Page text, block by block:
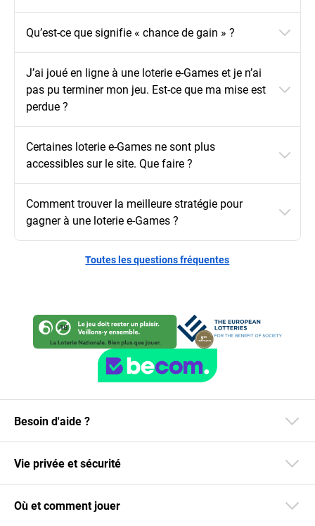
Qu’est-ce que signifie « chance de gain » ?
J’ai joué en ligne à une loterie e-Games et je n’ai
pas pu terminer mon jeu. Est-ce que ma mise est
perdue ?
Certaines loterie e-Games ne sont plus
accessibles sur le site. Que faire ?
Comment trouver la meilleure stratégie pour
gagner à une loterie e-Games ?
Toutes les questions fréquentes
Besoin d'aide ?
Vie privée et sécurité
Où et comment jouer